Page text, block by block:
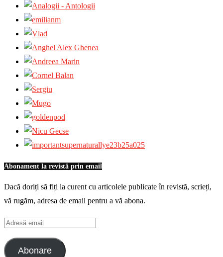
Abonament la revistă prin email
Dacă doriți să fiți la curent cu articolele publicate în revistă, scrieți,
vă rugăm, adresa de email pentru a vă abona.
Adresă
email
Abonare